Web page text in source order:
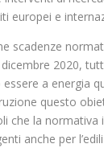
europei e
scadenze
dicembre 2020,
a energia
questo
che la normativa
anche per